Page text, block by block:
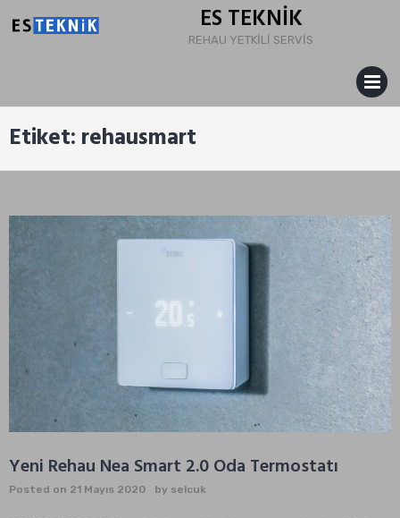
to
ES TEKNİK
REHAU YETKİLİ SERVİS
Etiket: rehausmart
Yeni Rehau Nea Smart 2.0 Oda Termostatı
Posted on 21 Mayıs 2020 by selcuk